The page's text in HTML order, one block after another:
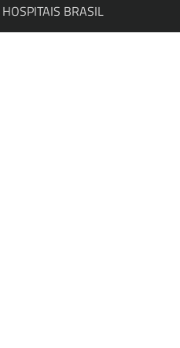
HOSPITAIS BRASIL